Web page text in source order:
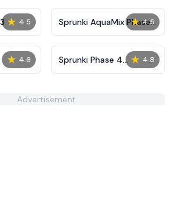
★ 4.5 ★ 4.5
Sprunki AquaMix Phase
4
★ 4.6 ★ 4.8
Sprunki Phase 4
Everyone is Alive
Advertisement